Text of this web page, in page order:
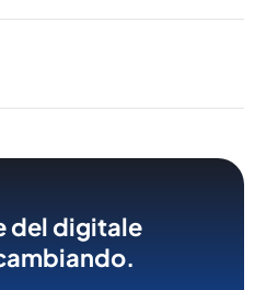
del digitale